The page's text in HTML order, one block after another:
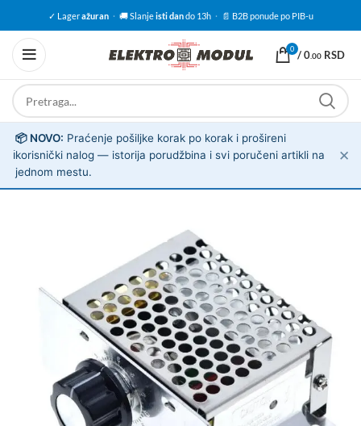
✓ Lageražuran · 🚚 Slanjeisti dando 13h · 📄 B2B ponude po PIB-u
0 /0.00 RSD
ℹ️
📦 NOVO: Praćenje pošiljke korak po korak i prošireni
korisnički nalog — istorija porudžbina i svi poručeni artikli na
jednom mestu.
✕